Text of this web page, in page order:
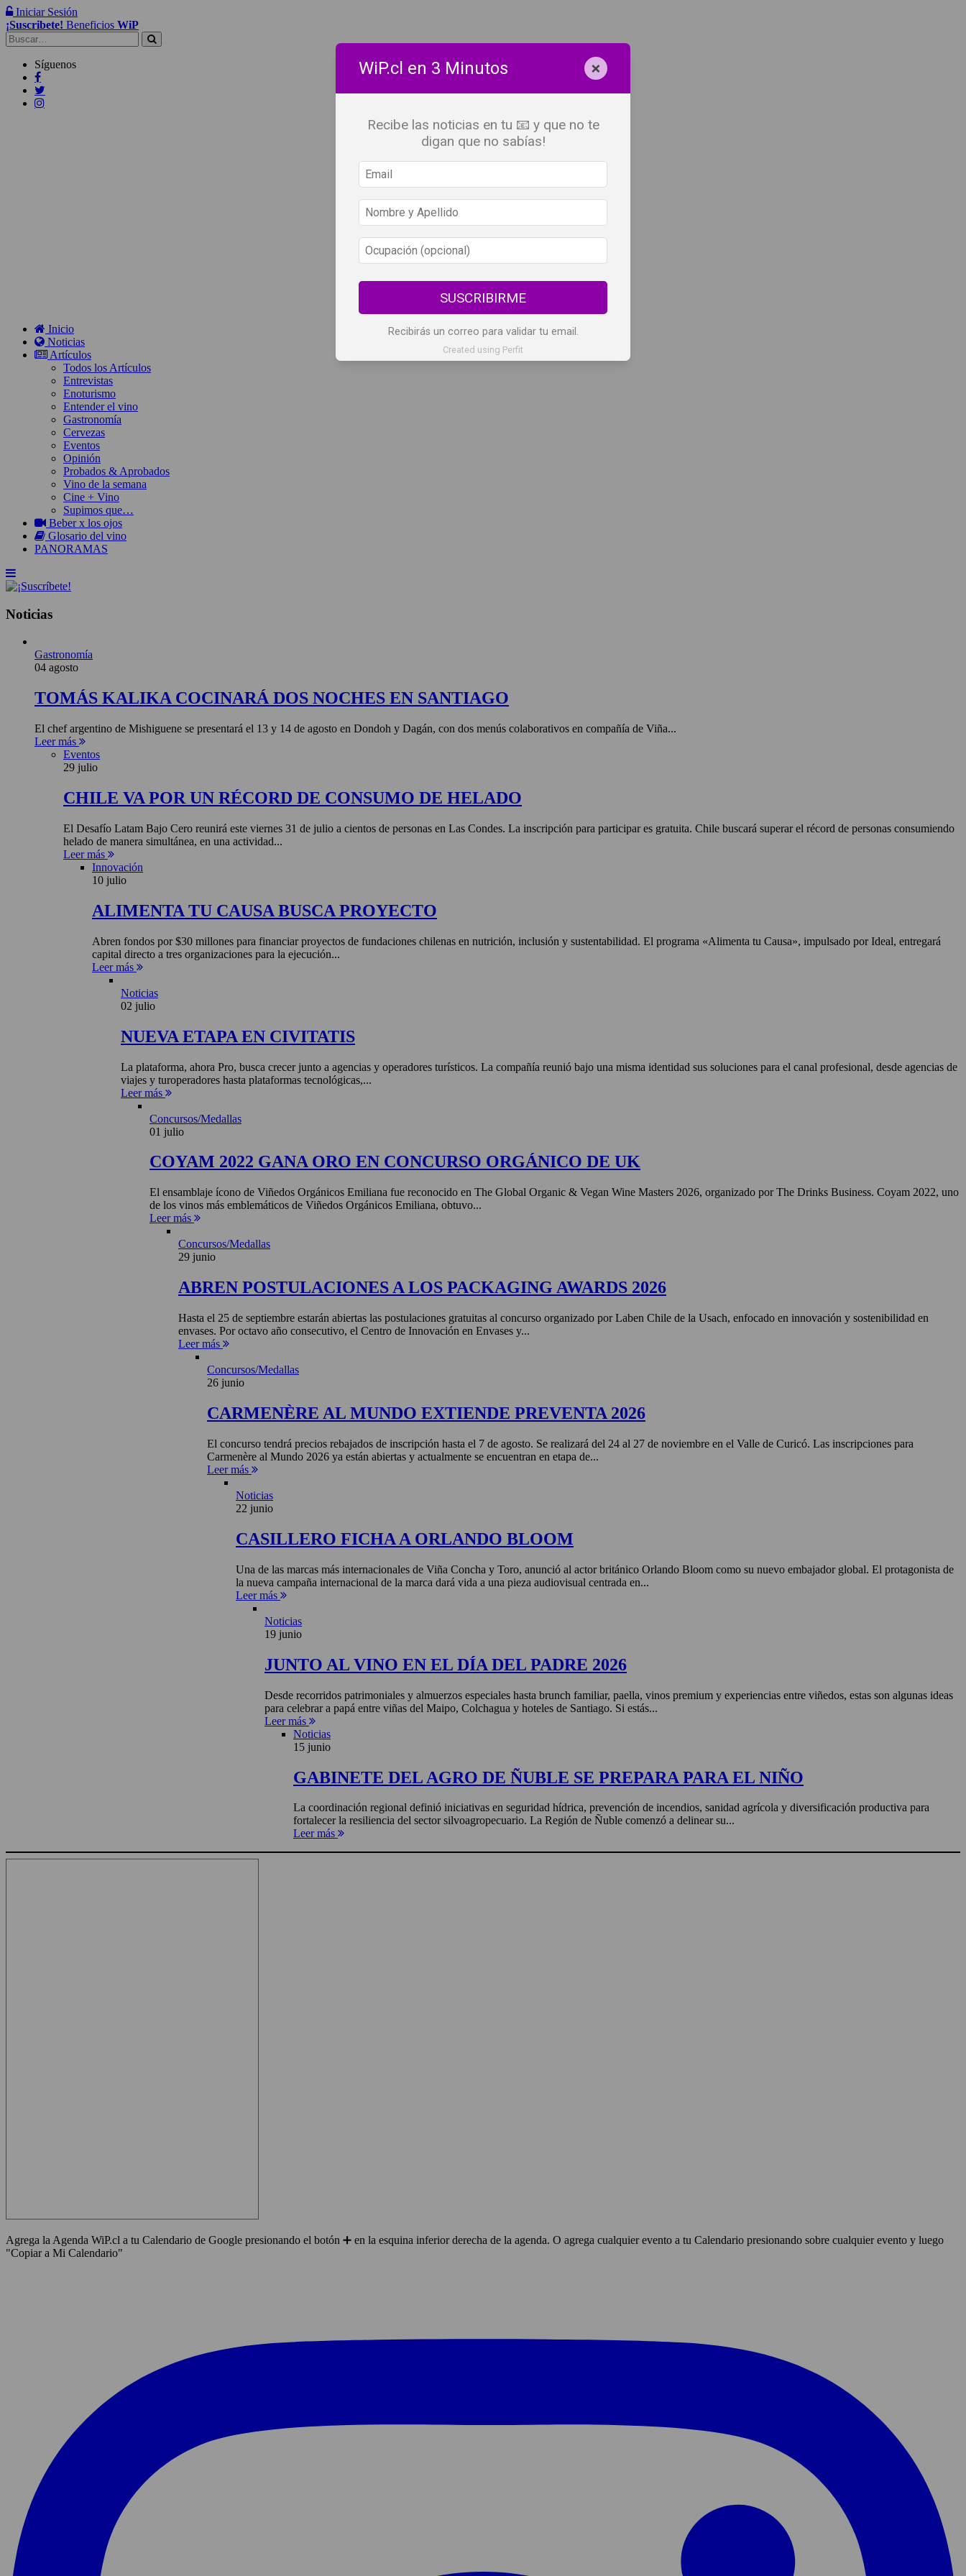
Iniciar Sesión
¡Suscribete! Beneficios WiP
Buscar:
Síguenos
Inicio
Noticias
Artículos
Todos los Artículos
Entrevistas
Enoturismo
Entender el vino
Gastronomía
Cervezas
Eventos
Opinión
Probados & Aprobados
Vino de la semana
Cine + Vino
Supimos que…
Beber x los ojos
Glosario del vino
PANORAMAS
Noticias
Gastronomía
04 agosto
TOMÁS KALIKA COCINARÁ DOS NOCHES EN SANTIAGO
El chef argentino de Mishiguene se presentará el 13 y 14 de agosto en Dondoh y Dagán, con dos menús colaborativos en compañía de Viña...
Leer más
Eventos
29 julio
CHILE VA POR UN RÉCORD DE CONSUMO DE HELADO
El Desafío Latam Bajo Cero reunirá este viernes 31 de julio a cientos de personas en Las Condes. La inscripción para participar es gratuita. Chile buscará superar el récord de personas consumiendo
helado de manera simultánea, en una actividad...
Leer más
Innovación
10 julio
ALIMENTA TU CAUSA BUSCA PROYECTO
Abren fondos por $30 millones para financiar proyectos de fundaciones chilenas en nutrición, inclusión y sustentabilidad. El programa «Alimenta tu Causa», impulsado por Ideal, entregará
capital directo a tres organizaciones para la ejecución...
Leer más
Noticias
02 julio
NUEVA ETAPA EN CIVITATIS
La plataforma, ahora Pro, busca crecer junto a agencias y operadores turísticos. La compañía reunió bajo una misma identidad sus soluciones para el canal profesional, desde agencias de
viajes y turoperadores hasta plataformas tecnológicas,...
Leer más
Concursos/Medallas
01 julio
COYAM 2022 GANA ORO EN CONCURSO ORGÁNICO DE UK
El ensamblaje ícono de Viñedos Orgánicos Emiliana fue reconocido en The Global Organic & Vegan Wine Masters 2026, organizado por The Drinks Business. Coyam 2022, uno
de los vinos más emblemáticos de Viñedos Orgánicos Emiliana, obtuvo...
Leer más
Concursos/Medallas
29 junio
ABREN POSTULACIONES A LOS PACKAGING AWARDS 2026
Hasta el 25 de septiembre estarán abiertas las postulaciones gratuitas al concurso organizado por Laben Chile de la Usach, enfocado en innovación y sostenibilidad en
envases. Por octavo año consecutivo, el Centro de Innovación en Envases y...
Leer más
Concursos/Medallas
26 junio
CARMENÈRE AL MUNDO EXTIENDE PREVENTA 2026
El concurso tendrá precios rebajados de inscripción hasta el 7 de agosto. Se realizará del 24 al 27 de noviembre en el Valle de Curicó. Las inscripciones para
Carmenère al Mundo 2026 ya están abiertas y actualmente se encuentran en etapa de...
Leer más
Noticias
22 junio
CASILLERO FICHA A ORLANDO BLOOM
Una de las marcas más internacionales de Viña Concha y Toro, anunció al actor británico Orlando Bloom como su nuevo embajador global. El protagonista de
la nueva campaña internacional de la marca dará vida a una pieza audiovisual centrada en...
Leer más
Noticias
19 junio
JUNTO AL VINO EN EL DÍA DEL PADRE 2026
Desde recorridos patrimoniales y almuerzos especiales hasta brunch familiar, paella, vinos premium y experiencias entre viñedos, estas son algunas ideas
para celebrar a papá entre viñas del Maipo, Colchagua y hoteles de Santiago. Si estás...
Leer más
Noticias
15 junio
GABINETE DEL AGRO DE ÑUBLE SE PREPARA PARA EL NIÑO
La coordinación regional definió iniciativas en seguridad hídrica, prevención de incendios, sanidad agrícola y diversificación productiva para
fortalecer la resiliencia del sector silvoagropecuario. La Región de Ñuble comenzó a delinear su...
Leer más
Agrega la Agenda WiP.cl a tu Calendario de Google presionando el botón ➕ en la esquina inferior derecha de la agenda. O agrega cualquier evento a tu Calendario presionando sobre cualquier evento y luego
"Copiar a Mi Calendario"
WiP.cl en 3 Minutos ×
Recibe las noticias en tu 📧 y que no te
digan que no sabías!
SUSCRIBIRME
Recibirás un correo para validar tu email.
Created using Perfit